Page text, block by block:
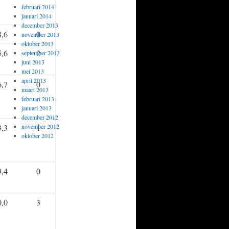
0
2
0
1
0
3
februari 2014
januari 2014
december 2013
november 2013
oktober 2013
september 2013
juni 2013
mei 2013
april 2013
maart 2013
februari 2013
januari 2013
december 2012
november 2012
oktober 2012